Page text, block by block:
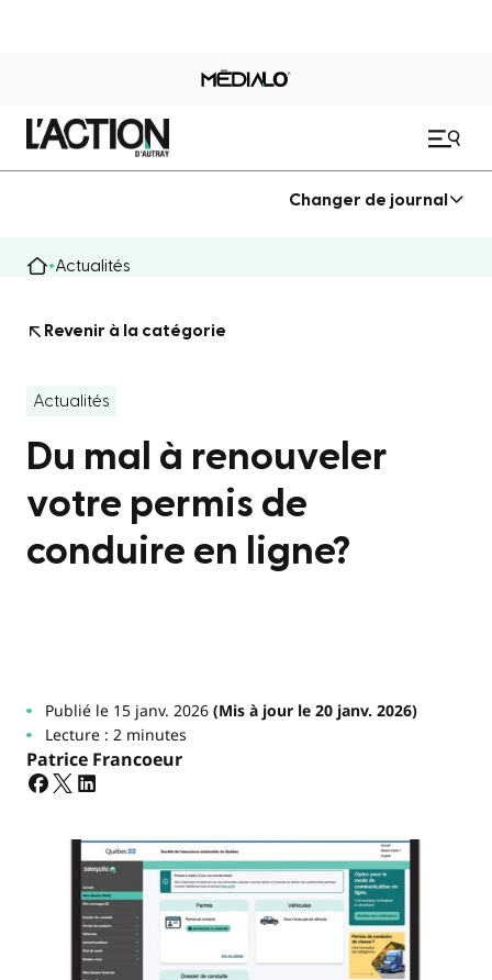
Changer de journal
Actualités
Revenir à la catégorie
Actualités
Du mal à renouveler
votre permis de
conduire en ligne?
Publié le 15 janv. 2026(Mis à jour le 20 janv. 2026)
Lecture : 2 minutes
Patrice Francoeur